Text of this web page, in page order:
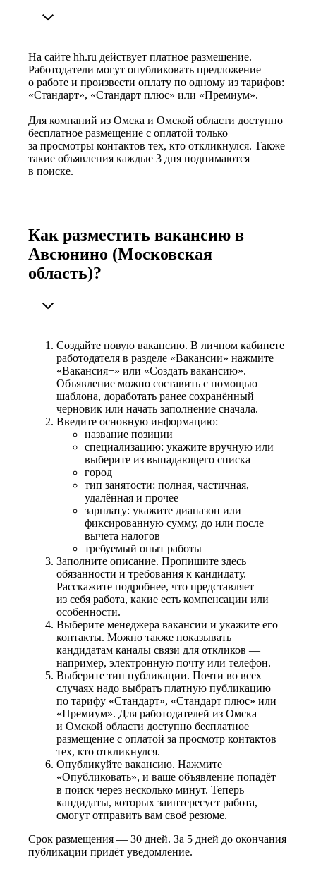
На сайте hh.ru действует платное размещение.
Работодатели могут опубликовать предложение
о работе и произвести оплату по одному из тарифов:
«Стандарт», «Стандарт плюс» или «Премиум».
Для компаний из Омска и Омской области доступно
бесплатное размещение с оплатой только
за просмотры контактов тех, кто откликнулся. Также
такие объявления каждые 3 дня поднимаются
в поиске.
Как разместить вакансию в
Авсюнино (Московская
область)?
Создайте новую вакансию. В личном кабинете
работодателя в разделе «Вакансии» нажмите
«Вакансия+» или «Создать вакансию».
Объявление можно составить с помощью
шаблона, доработать ранее сохранённый
черновик или начать заполнение сначала.
Введите основную информацию:
название позиции
специализацию: укажите вручную или
выберите из выпадающего списка
город
тип занятости: полная, частичная,
удалённая и прочее
зарплату: укажите диапазон или
фиксированную сумму, до или после
вычета налогов
требуемый опыт работы
Заполните описание. Пропишите здесь
обязанности и требования к кандидату.
Расскажите подробнее, что представляет
из себя работа, какие есть компенсации или
особенности.
Выберите менеджера вакансии и укажите его
контакты. Можно также показывать
кандидатам каналы связи для откликов —
например, электронную почту или телефон.
Выберите тип публикации. Почти во всех
случаях надо выбрать платную публикацию
по тарифу «Стандарт», «Стандарт плюс» или
«Премиум». Для работодателей из Омска
и Омской области доступно бесплатное
размещение с оплатой за просмотр контактов
тех, кто откликнулся.
Опубликуйте вакансию. Нажмите
«Опубликовать», и ваше объявление попадёт
в поиск через несколько минут. Теперь
кандидаты, которых заинтересует работа,
смогут отправить вам своё резюме.
Срок размещения — 30 дней. За 5 дней до окончания
публикации придёт уведомление.